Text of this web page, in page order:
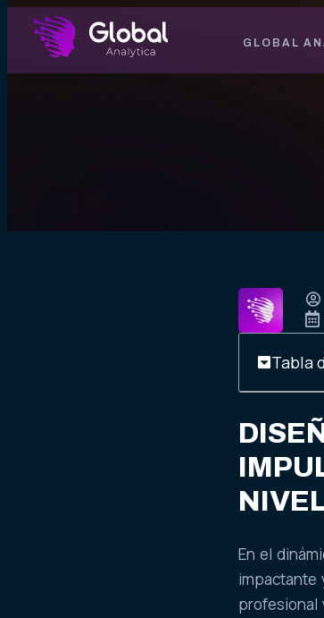
GLOBAL
Tabla
En el
impactante
profesional